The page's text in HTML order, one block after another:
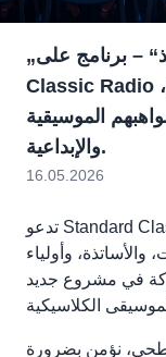
„ساعة للطلاب والتلاميذ“ – برنامج على Standard
Classic Radio كل يوم سبت الساعة 12:00 ظهرًا،
الموسيقية
والإبداعية.
16.05.2026
تدعو Standard Classic Radio بكل سرور جميع المدارس
والأساتذة، وأولياء
في مشروع جديد
نؤمن بضرورة